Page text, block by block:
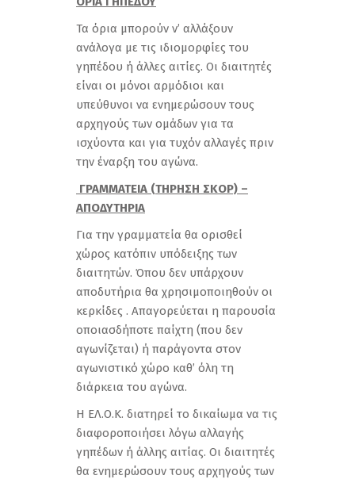
Τα όρια μπορούν ν’ αλλάξουν
ανάλογα με τις ιδιομορφίες του
γηπέδου ή άλλες αιτίες. Οι διαιτητές
είναι οι μόνοι αρμόδιοι και
υπεύθυνοι να ενημερώσουν τους
αρχηγούς των ομάδων για τα
ισχύοντα και για τυχόν αλλαγές πριν
την έναρξη του αγώνα.
ΓΡΑΜΜΑΤΕΙΑ (ΤΗΡΗΣΗ ΣΚΟΡ) –
ΑΠΟΔΥΤΗΡΙΑ
Για την γραμματεία θα ορισθεί
χώρος κατόπιν υπόδειξης των
διαιτητών. Όπου δεν υπάρχουν
αποδυτήρια θα χρησιμοποιηθούν οι
κερκίδες . Απαγορεύεται η παρουσία
οποιασδήποτε παίχτη (που δεν
αγωνίζεται) ή παράγοντα στον
αγωνιστικό χώρο καθ’ όλη τη
διάρκεια του αγώνα.
Η ΕΛ.Ο.Κ. διατηρεί το δικαίωμα να τις
διαφοροποιήσει λόγω αλλαγής
γηπέδων ή άλλης αιτίας. Οι διαιτητές
θα ενημερώσουν τους αρχηγούς των